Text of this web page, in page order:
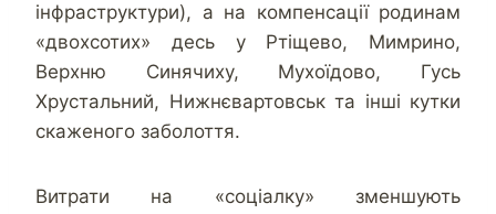
інфраструктури), а на компенсації родинам
«двохсотих» десь у Ртіщево, Мимрино,
Верхню Синячиху, Мухоїдово, Гусь
Хрустальний, Нижнєвартовськ та інші кутки
скаженого заболоття.
Витрати на «соціалку» зменшують